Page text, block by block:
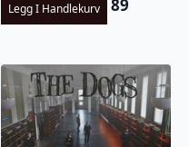
Legg I Handlekurv 89